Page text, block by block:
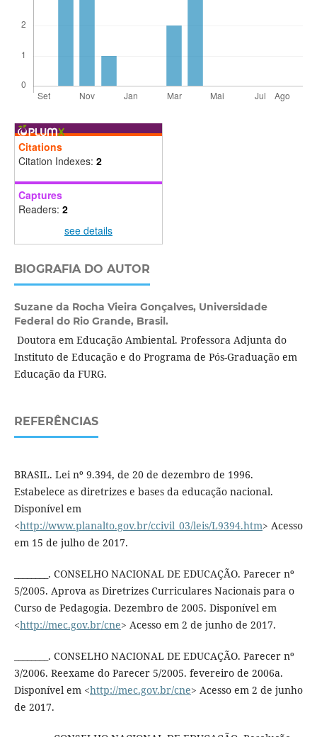
Citations
Citation Indexes: 2
Captures
Readers: 2
see details
BIOGRAFIA DO AUTOR
Suzane da Rocha Vieira Gonçalves, Universidade
Federal do Rio Grande, Brasil.
Doutora em Educação Ambiental. Professora Adjunta do
Instituto de Educação e do Programa de Pós-Graduação em
Educação da FURG.
REFERÊNCIAS
BRASIL. Lei nº 9.394, de 20 de dezembro de 1996.
Estabelece as diretrizes e bases da educação nacional.
Disponível em
<http://www.planalto.gov.br/ccivil_03/leis/L9394.htm> Acesso
em 15 de julho de 2017.
________. CONSELHO NACIONAL DE EDUCAÇÃO. Parecer nº
5/2005. Aprova as Diretrizes Curriculares Nacionais para o
Curso de Pedagogia. Dezembro de 2005. Disponível em
<http://mec.gov.br/cne> Acesso em 2 de junho de 2017.
________. CONSELHO NACIONAL DE EDUCAÇÃO. Parecer nº
3/2006. Reexame do Parecer 5/2005. fevereiro de 2006a.
Disponível em <http://mec.gov.br/cne> Acesso em 2 de junho
de 2017.